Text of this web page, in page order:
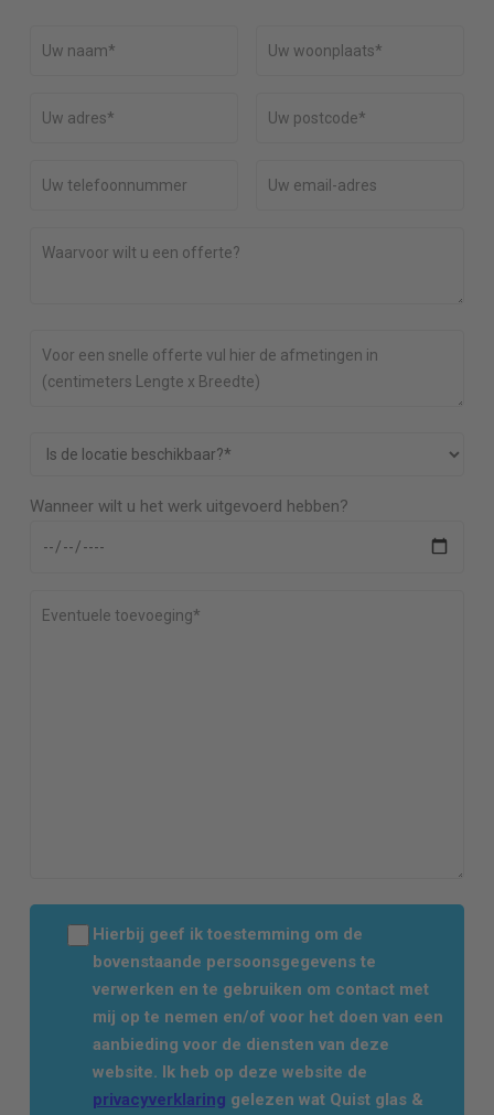
Wanneer wilt u het werk uitgevoerd hebben?
Hierbij geef ik toestemming om de
bovenstaande persoonsgegevens te
verwerken en te gebruiken om contact met
mij op te nemen en/of voor het doen van een
aanbieding voor de diensten van deze
website. Ik heb op deze website de
privacyverklaring gelezen wat Quist glas &